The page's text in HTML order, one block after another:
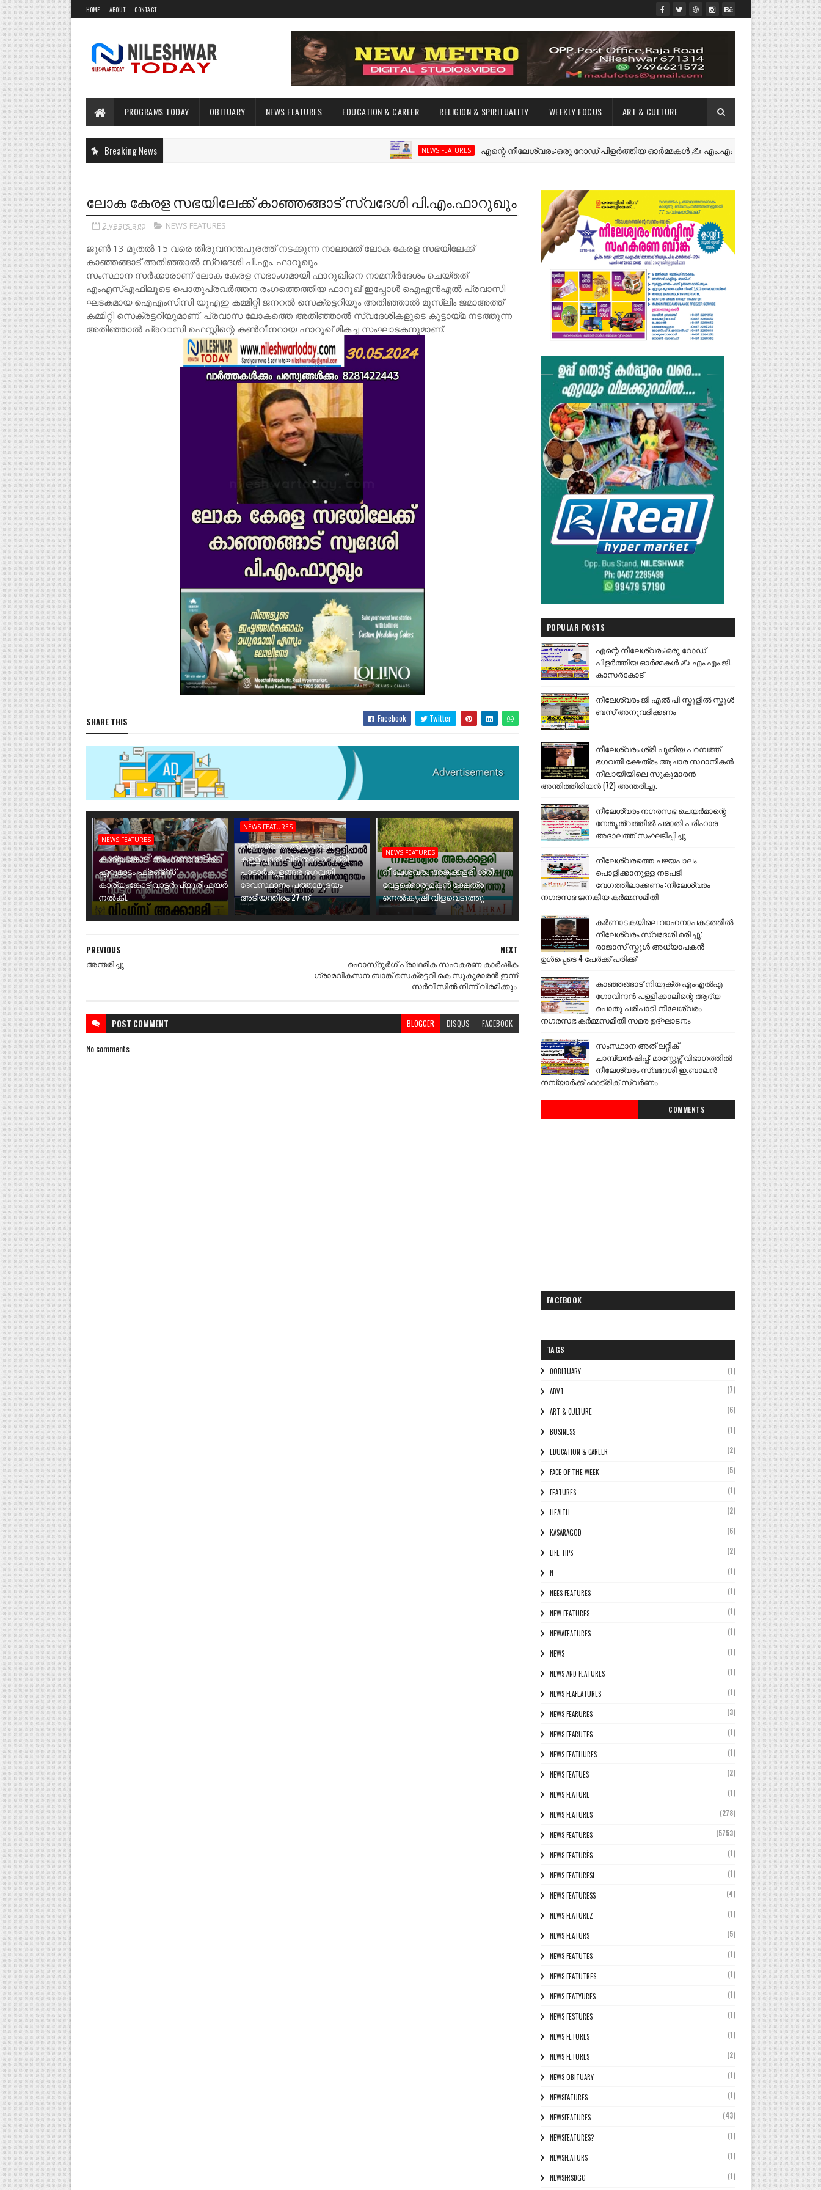
HOME ABOUT CONTACT
PROGRAMS TODAY OBITUARY NEWS FEATURES EDUCATION & CAREER RELIGION & SPIRITUALITY WEEKLY FOCUS ART & CULTURE
Breaking News NEWS FEATURES എന്റെ നീലേശ്വരം:ഒരു റോഡ് പിളർത്തിയ ഓർമ്മകൾ ✍️ എം.എം.ജി. കാസർകോട്
ലോക കേരള സഭയിലേക്ക് കാഞ്ഞങ്ങാട് സ്വദേശി പി.എം.ഫാറൂഖും
2 years ago NEWS FEATURES
ജൂൺ 13 മുതൽ 15 വരെ തിരുവനന്തപുരത്ത് നടക്കുന്ന നാലാമത് ലോക കേരള സഭയിലേക്ക്
കാഞ്ഞങ്ങാട് അതിഞ്ഞാൽ സ്വദേശി പി.എം. ഫാറൂഖും.
സംസ്ഥാന സർക്കാരാണ് ലോക കേരള സഭാംഗമായി ഫാറൂഖിനെ നാമനിർദേശം ചെയ്തത്.
എംഎസ്എഫിലൂടെ പൊതുപ്രവർത്തന രംഗത്തെത്തിയ ഫാറൂഖ് ഇപ്പോൾ ഐഎൻഎൽ പ്രവാസി
ഘടകമായ ഐഎംസിസി യുഎഇ കമ്മിറ്റി ജനറൽ സെക്രട്ടറിയും അതിഞ്ഞാൽ മുസ്ലിം ജമാഅത്ത്
കമ്മിറ്റി സെക്രട്ടറിയുമാണ്. പ്രവാസ ലോകത്തെ അതിഞ്ഞാൽ സ്വദേശികളുടെ കൂട്ടായ്മ നടത്തുന്ന
അതിഞ്ഞാൽ പ്രവാസി ഫെസ്റ്റിന്റെ കൺവീനറായ ഫാറൂഖ് മികച്ച സംഘാടകനുമാണ്.
SHARE THIS Facebook Twitter
NEWS FEATURES
കാര്യംങ്കോട് അംഗണവാടിക്ക്
ഏറുമാടം ഫ്രണ്ട്സ്
കാര്യംങ്കോട് വാട്ടർ പ്യൂരിഫയർ
നൽകി.
NEWS FEATURES
നീലേശ്വരം അങ്കക്കളരി
കള്ളിപ്പാൽ വീട് തറവാട് ശ്രീ
പാടാർകുളങ്ങര ഭഗവതി
ദേവസ്ഥാനം പത്താമുദയം
അടിയന്തിരം 27 ന്
NEWS FEATURES
നീലേശ്വരം അങ്കക്കളരി ശ്രീ
വേട്ടക്കൊരുമകൻ ക്ഷേത്ര
നെൽകൃഷി വിളവെടുത്തു
NEXT
ഹൊസ്ദുർഗ് പ്രാഥമിക സഹകരണ കാർഷിക
ഗ്രാമവികസന ബാങ്ക് സെക്രട്ടറി കെ.സുകുമാരൻ ഇന്ന്
സർവീസിൽ നിന്ന് വിരമിക്കും.
PREVIOUS
അന്തരിച്ചു
POST COMMENT BLOGGER DISQUS FACEBOOK
No comments
POPULAR POSTS
എന്റെ നീലേശ്വരം:ഒരു റോഡ്
പിളർത്തിയ ഓർമ്മകൾ ✍️ എം.എം.ജി.
കാസർകോട്
നീലേശ്വരം ജി എൽ പി സ്കൂളിൽ സ്കൂൾ
ബസ് അനുവദിക്കണം
നീലേശ്വരം ശ്രീ പുതിയ പറമ്പത്ത്
ഭഗവതി ക്ഷേത്രം ആചാര സ്ഥാനികൻ
നീലായിയിലെ സുകുമാരൻ
അന്തിത്തിരിയൻ (72) അന്തരിച്ചു.
നീലേശ്വരം നഗരസഭ ചെയർമാന്റെ
നേതൃത്വത്തിൽ പരാതി പരിഹാര
അദാലത്ത് സംഘടിപ്പിച്ചു
നീലേശ്വരത്തെ പഴയപാലം
പൊളിക്കാനുള്ള നടപടി
വേഗത്തിലാക്കണം :നീലേശ്വരം
നഗരസഭ ജനകീയ കർമ്മസമിതി
കർണാടകയിലെ വാഹനാപകടത്തിൽ
നീലേശ്വരം സ്വദേശി മരിച്ചു:
രാജാസ് സ്കൂൾ അധ്യാപകൻ
ഉൾപ്പെടെ 4 പേർക്ക് പരിക്ക്
കാഞ്ഞങ്ങാട് നിയുക്ത എംഎൽഎ
ഗോവിന്ദൻ പള്ളിക്കാലിന്റെ ആദ്യ
പൊതു പരിപാടി നീലേശ്വരം
നഗരസഭ കർമ്മസമിതി സമര ഉദ്ഘാടനം
സംസ്ഥാന അത് ലറ്റിക്
ചാമ്പ്യൻഷിപ്പ്: മാസ്റ്റേഴ്സ് വിഭാഗത്തിൽ
നീലേശ്വരം സ്വദേശി ഇ.ബാലൻ
നമ്പ്യാർക്ക് ഹാട്രിക് സ്വർണം
COMMENTS
FACEBOOK
TAGS
0OBITUARY (1)
ADVT (7)
ART & CULTURE (6)
BUSINESS (1)
EDUCATION & CAREER (2)
FACE OF THE WEEK (5)
FEATURES (1)
HEALTH (2)
KASARAGOD (6)
LIFE TIPS (2)
N (1)
NEES FEATURES (1)
NEW FEATURES (1)
NEWAFEATURES (1)
NEWS (1)
NEWS AND FEATURES (1)
NEWS FEAFEATURES (1)
NEWS FEARURES (3)
NEWS FEARUTES (1)
NEWS FEATHURES (1)
NEWS FEATUES (2)
NEWS FEATURE (1)
NEWS FEATURES (278)
NEWS FEATURES (5753)
NEWS FEATURÈS (1)
NEWS FEATURESL (1)
NEWS FEATURESS (4)
NEWS FEATUREZ (1)
NEWS FEATURS (5)
NEWS FEATUTES (1)
NEWS FEATUTRES (1)
NEWS FEATYURES (1)
NEWS FESTURES (1)
NEWS FETURES (1)
NEWS FETURES (2)
NEWS OBITUARY (1)
NEWSFATURES (1)
NEWSFEATURES (43)
NEWSFEATURES? (1)
NEWSFEATURS (1)
NEWSFRSDGG (1)